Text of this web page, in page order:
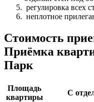
регулировка всех
неплотное
Стоимость
Приёмка
Парк
Площадь
квартиры
С